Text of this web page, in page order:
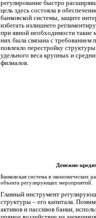
регулирование быстро
цель здесь состояла в
банковской системы, защите
избегать излишнего
при явной необходимости такие
них была связана с
повлекло перестройку
удельного веса крупных и
филиалов.
Денежно-кредитная
Банковская система в экономических
объекта регулирующих мероприятий.
Главный инструмент
структуры – его капитала.
активов и пассивов банки,